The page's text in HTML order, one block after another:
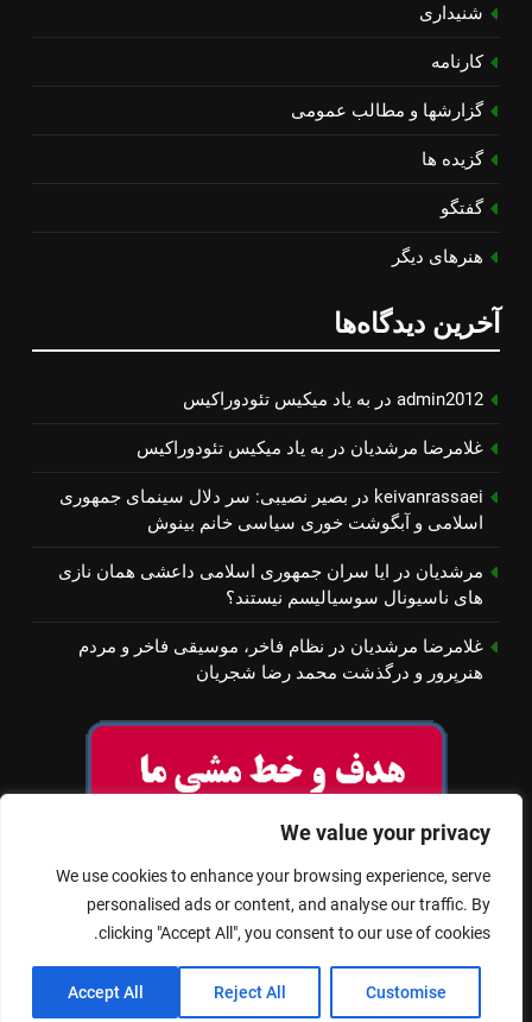
We value your privacy
We use cookies to enhance your browsing experience, serve
personalised ads or content, and analyse our traffic. By
clicking "Accept All", you consent to our use of cookies.
Customise
Reject All
Accept All
شنیداری
کارنامه
گزارشها و مطالب عمومی
گزیده ها
گفتگو
هنرهای دیگر
آخرین دیدگاه‌ها
admin2012 در به یاد میكیس تئودوراكیس
غلامرضا مرشدیان در به یاد میكیس تئودوراكیس
keivanrassaei در بصیر نصیبی: سر دلال سینمای جمهوری
اسلامی و آبگوشت خوری سیاسی خانم بینوش
مرشدیان در ایا سران جمهوری اسلامی داعشی همان نازی
های ناسیونال سوسیالیسم نیستند؟
غلامرضا مرشدیان در نظام فاخر، موسیقی فاخر و مردم
هنرپرور و درگذشت محمد رضا شجریان